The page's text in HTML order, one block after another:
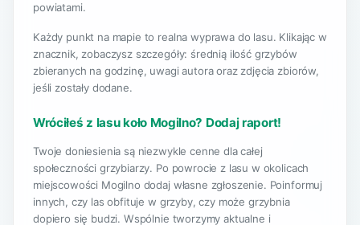
powiatami.
Każdy punkt na mapie to realna wyprawa do lasu. Klikając w
znacznik, zobaczysz szczegóły: średnią ilość grzybów
zbieranych na godzinę, uwagi autora oraz zdjęcia zbiorów,
jeśli zostały dodane.
Wróciłeś z lasu koło Mogilno? Dodaj raport!
Twoje doniesienia są niezwykle cenne dla całej
społeczności grzybiarzy. Po powrocie z lasu w okolicach
miejscowości Mogilno dodaj własne zgłoszenie. Poinformuj
innych, czy las obfituje w grzyby, czy może grzybnia
dopiero się budzi. Wspólnie tworzymy aktualne i